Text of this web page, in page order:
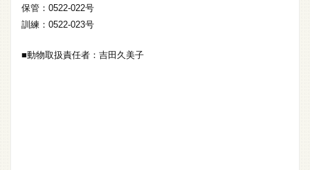
保管：0522-022号
訓練：0522-023号
■動物取扱責任者：吉田久美子